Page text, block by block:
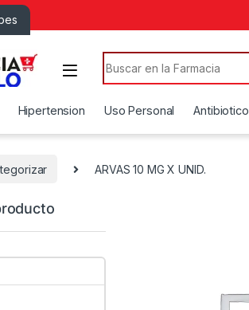
Search for:
Hipertension Uso Personal Antibiotico
ARVAS 10 MG X UNID.